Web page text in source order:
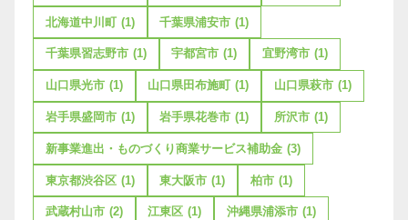
北海道中川町 (1) 千葉県浦安市 (1)
千葉県習志野市 (1) 宇都宮市 (1) 宜野湾市 (1)
山口県光市 (1) 山口県田布施町 (1) 山口県萩市 (1)
岩手県盛岡市 (1) 岩手県花巻市 (1) 所沢市 (1)
新事業進出・ものづくり商業サービス補助金 (3)
東京都渋谷区 (1) 東大阪市 (1) 柏市 (1)
武蔵村山市 (2) 江東区 (1) 沖縄県浦添市 (1)